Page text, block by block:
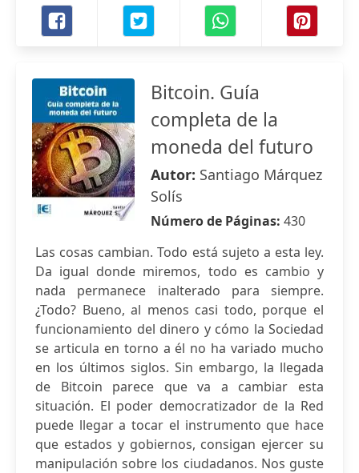
Bitcoin. Guía
completa de la
moneda del futuro
Autor: Santiago Márquez
Solís
Número de Páginas: 430
Las cosas cambian. Todo está sujeto a esta ley.
Da igual donde miremos, todo es cambio y
nada permanece inalterado para siempre.
¿Todo? Bueno, al menos casi todo, porque el
funcionamiento del dinero y cómo la Sociedad
se articula en torno a él no ha variado mucho
en los últimos siglos. Sin embargo, la llegada
de Bitcoin parece que va a cambiar esta
situación. El poder democratizador de la Red
puede llegar a tocar el instrumento que hace
que estados y gobiernos, consigan ejercer su
manipulación sobre los ciudadanos. Nos guste